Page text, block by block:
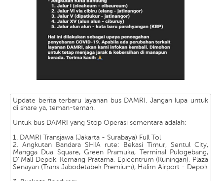
Update berita terbaru layanan bus DAMRI. Jangan lupa untuk
di share ya, teman-teman.
Untuk bus DAMRI yang Stop Operasi sementara adalah:
1. DAMRI Transjawa (Jakarta - Surabaya) Full Tol
2. Angkutan Bandara SHIA rute: Bekasi Timur, Sentul City,
Mangga Dua Square, Green Pramuka, Terminal Pulogebang,
D''Mall Depok, Kemang Pratama, Epicentrum (Kuningan), Plaza
Senayan (Trans Jabodetabek Premium), Halim Airport - Depok